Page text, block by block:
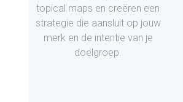
topical maps en creëren een
strategie die aansluit op jouw
merk en de intentie van je
doelgroep.